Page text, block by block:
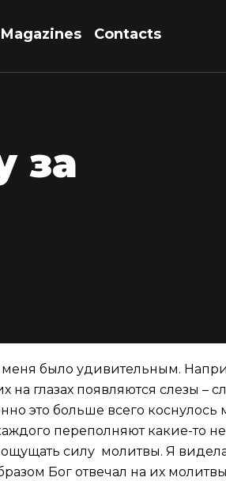
Magazines Contacts
за
было удивительным.
на глазах появляются слезы –
это больше всего коснулось
переполняют какие-то
силу молитвы. Я
Бог отвечал на их